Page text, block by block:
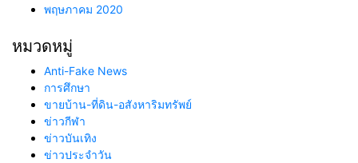
พฤษภาคม 2020
หมวดหมู่
Anti-Fake News
การศึกษา
ขายบ้าน-ที่ดิน-อสังหาริมทรัพย์
ข่าวกีฬา
ข่าวบันเทิง
ข่าวประจำวัน